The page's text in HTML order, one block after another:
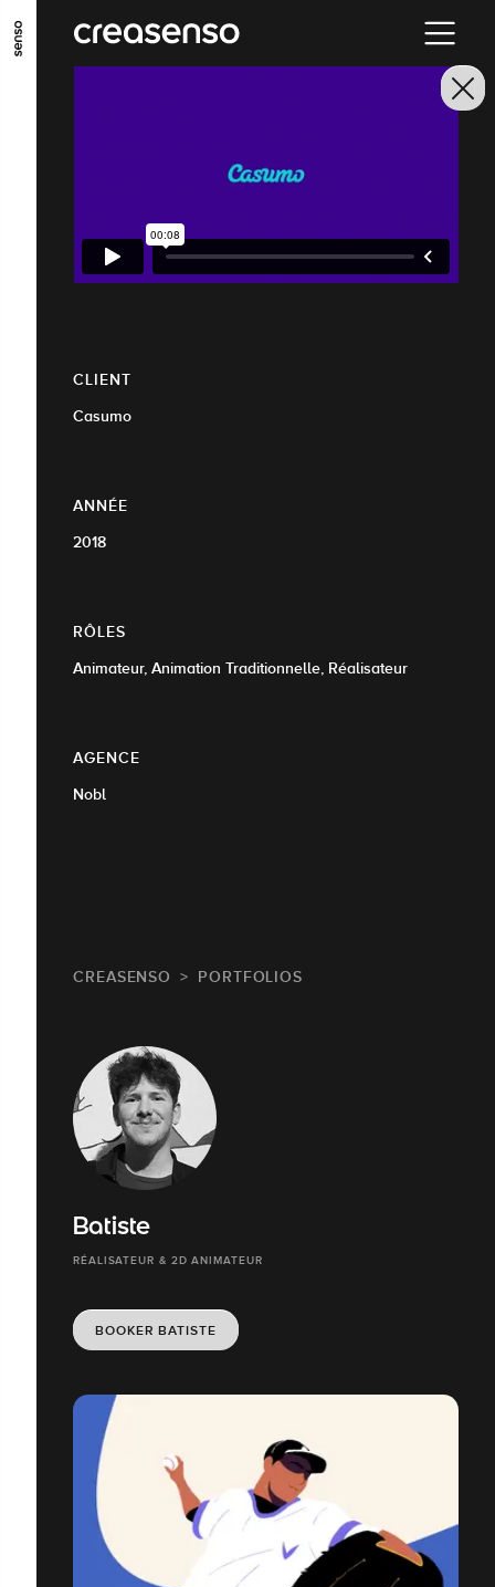
ALLER AU CONTENU PRINCIPAL
CLIENT
Casumo
ANNÉE
2018
RÔLES
Animateur, Animation Traditionnelle, Réalisateur
AGENCE
Nobl
CREASENSO PORTFOLIOS
Batiste
RÉALISATEUR & 2D ANIMATEUR
BOOKER BATISTE